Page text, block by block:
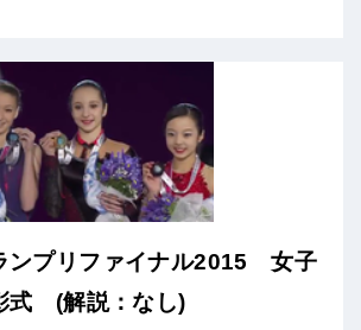
ンプリファイナル2015 女子
式 (解説：なし)